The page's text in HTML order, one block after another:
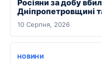
Росіяни за добу
Дніпропетровщині
10 Серпня, 2026
НОВИНИ